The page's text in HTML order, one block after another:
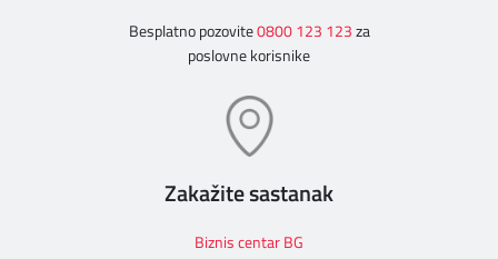
Besplatno pozovite0800 123 123za
poslovne korisnike
Zakažite sastanak
Biznis centar BG